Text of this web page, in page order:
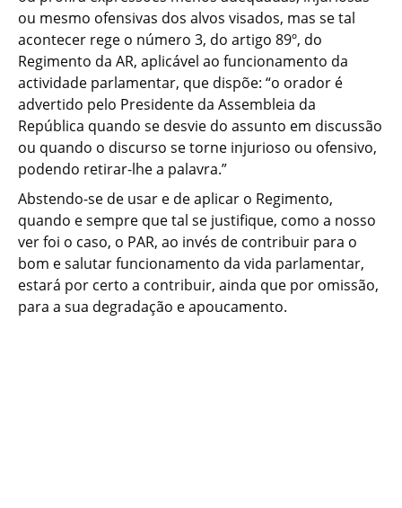
ou mesmo ofensivas dos alvos visados, mas se tal
acontecer rege o número 3, do artigo 89º, do
Regimento da AR, aplicável ao funcionamento da
actividade parlamentar, que dispõe: “o orador é
advertido pelo Presidente da Assembleia da
República quando se desvie do assunto em discussão
ou quando o discurso se torne injurioso ou ofensivo,
podendo retirar-lhe a palavra.”
Abstendo-se de usar e de aplicar o Regimento,
quando e sempre que tal se justifique, como a nosso
ver foi o caso, o PAR, ao invés de contribuir para o
bom e salutar funcionamento da vida parlamentar,
estará por certo a contribuir, ainda que por omissão,
para a sua degradação e apoucamento.